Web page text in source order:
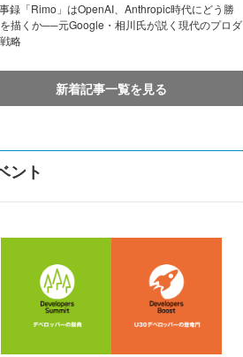
録「Rimo」はOpenAI、Anthropic時代にどう勝
描くか──元Google・相川氏が説く現代のプロダ
略
新着記事一覧を見る
ント